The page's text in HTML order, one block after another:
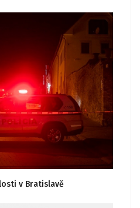
v Bratislavě